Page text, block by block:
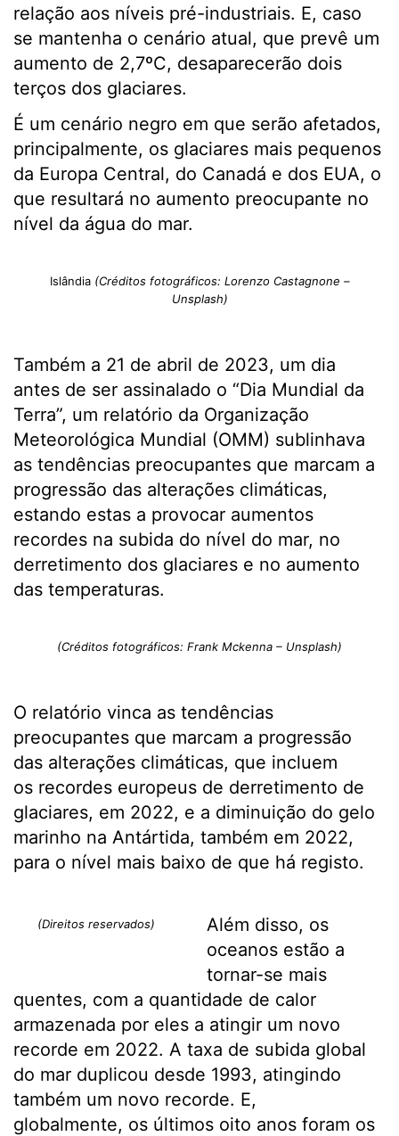
relação aos níveis pré-industriais. E, caso
se mantenha o cenário atual, que prevê um
aumento de 2,7ºC, desaparecerão dois
terços dos glaciares.
É um cenário negro em que serão afetados,
principalmente, os glaciares mais pequenos
da Europa Central, do Canadá e dos EUA, o
que resultará no aumento preocupante no
nível da água do mar.
Islândia (Créditos fotográficos: Lorenzo Castagnone –
Unsplash)
Também a 21 de abril de 2023, um dia
antes de ser assinalado o “Dia Mundial da
Terra”, um relatório da Organização
Meteorológica Mundial (OMM) sublinhava
as tendências preocupantes que marcam a
progressão das alterações climáticas,
estando estas a provocar aumentos
recordes na subida do nível do mar, no
derretimento dos glaciares e no aumento
das temperaturas.
(Créditos fotográficos: Frank Mckenna – Unsplash)
O relatório vinca as tendências
preocupantes que marcam a progressão
das alterações climáticas, que incluem
os recordes europeus de derretimento de
glaciares, em 2022, e a diminuição do gelo
marinho na Antártida, também em 2022,
para o nível mais baixo de que há registo.
(Direitos reservados)
Além disso, os
oceanos estão a
tornar-se mais
quentes, com a quantidade de calor
armazenada por eles a atingir um novo
recorde em 2022. A taxa de subida global
do mar duplicou desde 1993, atingindo
também um novo recorde. E,
globalmente, os últimos oito anos foram os